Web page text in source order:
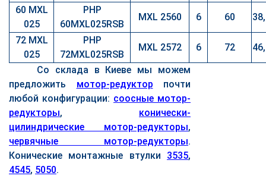
60 MXL
025
PHP
60MXL025RSB
MXL 2560 6 60
72 MXL
025
PHP
72MXL025RSB
MXL 2572 6 72
Со склада в Киеве мы можем
предложить мотор-редуктор почти
любой конфигурации: соосные мотор-
редукторы, конически-
цилиндрические мотор-редукторы,
червячные мотор-редукторы.
Конические монтажные втулки 3535,
4545, 5050.